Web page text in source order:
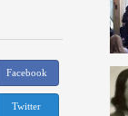
Facebook
Twitter